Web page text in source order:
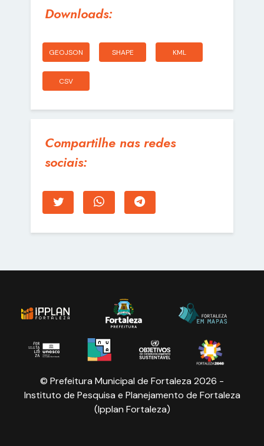
Downloads:
GEOJSON SHAPE KML
CSV
Compartilhe nas redes
sociais:
© Prefeitura Municipal de Fortaleza 2026 -
Instituto de Pesquisa e Planejamento de Fortaleza
(Ipplan Fortaleza)